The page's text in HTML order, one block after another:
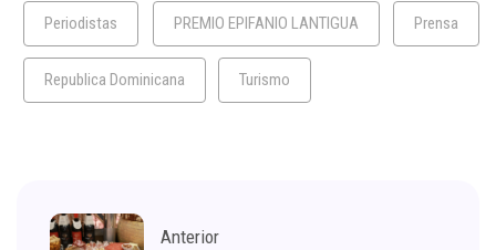
Periodistas PREMIO EPIFANIO LANTIGUA Prensa
Republica Dominicana Turismo
Anterior